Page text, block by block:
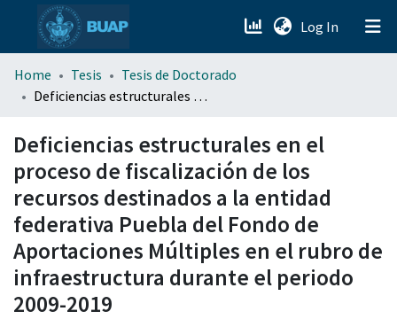
Log In (current)
menu.section.about_menu
Home Tesis
Tesis de Doctorado
Deficiencias estructurales en el proceso de fiscalización de los recursos destinados a la entidad federativa Puebla del Fondo de Aportaciones Múltiples en el rubro de infraestructura durante el periodo 2009-2019
Deficiencias estructurales en el
proceso de fiscalización de los
recursos destinados a la entidad
federativa Puebla del Fondo de
Aportaciones Múltiples en el rubro de
infraestructura durante el periodo
2009-2019